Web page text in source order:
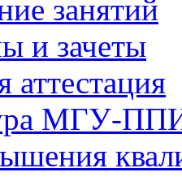
занятий
и зачеты
аттестация
МГУ-